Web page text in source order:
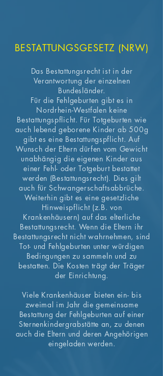
BESTATTUNGSGESETZ (NRW)
Das Bestattungsrecht ist in der
Verantwortung der einzelnen
Bundesländer.
Für die Fehlgeburten gibt es in
Nordrhein-Westfalen keine
Bestattungspflicht. Für Totgeburten wie
auch lebend geborene Kinder ab 500g
gibt es eine Bestattungspflicht. Auf
Wunsch der Eltern dürfen vom Gewicht
unabhängig die eigenen Kinder aus
einer Fehl- oder Totgeburt bestattet
werden (Bestattungsrecht). Dies gilt
auch für Schwangerschaftsabbrüche.
Weiterhin gibt es eine gesetzliche
Hinweispflicht (z.B. von
Krankenhäusern) auf das elterliche
Bestattungsrecht. Wenn die Eltern ihr
Bestattungsrecht nicht wahrnehmen, sind
Tot- und Fehlgeburten unter würdigen
Bedingungen zu sammeln und zu
bestatten. Die Kosten trägt der Träger
der Einrichtung.
Viele Krankenhäuser bieten ein- bis
zweimal im Jahr die gemeinsame
Bestattung der Fehlgeburten auf einer
Sternenkindergrabstätte an, zu denen
auch die Eltern und deren Angehörigen
eingeladen werden.